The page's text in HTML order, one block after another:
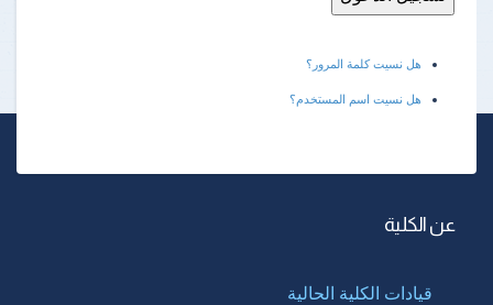
هل نسيت كلمة المرور؟
هل نسيت اسم المستخدم؟
عن الكلية
قيادات الكلية الحالية